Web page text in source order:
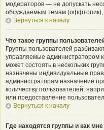
модераторов — не допускать
обсуждаемым темам (оффтопик),
Вернуться к началу
Что такое группы
Группы пользователей
управляемые администратором
может состоять в нескольких
назначены индивидуальные
администраторам назначение
количеству пользователей,
или предоставление
Вернуться к началу
Где находятся группы и как